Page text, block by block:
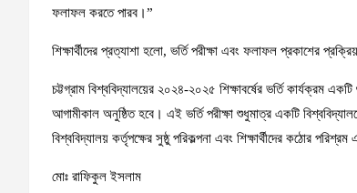
ফলাফল করতে পারব।”
শিক্ষার্থীদের প্রত্যাশা হলো, ভর্তি পরীক্ষা এবং ফলাফল প্রকাশের
চট্টগ্রাম বিশ্ববিদ্যালয়ের ২০২৪-২০২৫ শিক্ষাবর্ষের ভর্তি কার্যক্রম
আগামীকাল অনুষ্ঠিত হবে। এই ভর্তি পরীক্ষা শুধুমাত্র একটি
বিশ্ববিদ্যালয় কর্তৃপক্ষের সুষ্ঠু পরিকল্পনা এবং শিক্ষার্থীদের কঠোর
মোঃ রাফিকুল ইসলাম